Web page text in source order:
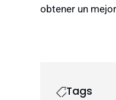
obtener un
Tags